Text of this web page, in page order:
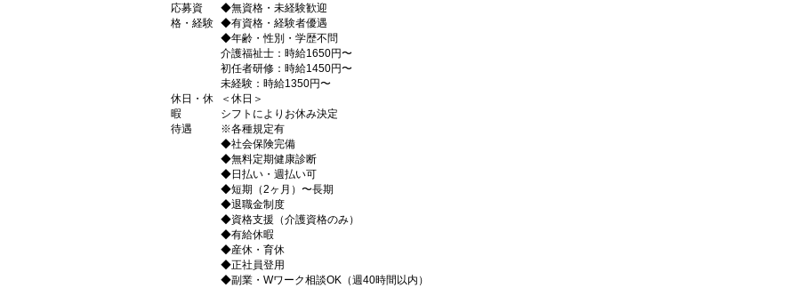
応募資
格・経験
◆無資格・未経験歓迎
◆有資格・経験者優遇
◆年齢・性別・学歴不問
介護福祉士：時給1650円〜
初任者研修：時給1450円〜
未経験：時給1350円〜
休日・休
暇
＜休日＞
シフトによりお休み決定
待遇
※各種規定有
◆社会保険完備
◆無料定期健康診断
◆日払い・週払い可
◆短期（2ヶ月）〜長期
◆退職金制度
◆資格支援（介護資格のみ）
◆有給休暇
◆産休・育休
◆正社員登用
◆副業・Wワーク相談OK（週40時間以内）